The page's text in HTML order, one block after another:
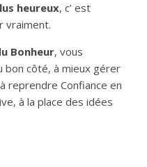
heureux, c’ est
vraiment.
Bonheur, vous
bon côté, à mieux gérer
reprendre Confiance en
à la place des idées